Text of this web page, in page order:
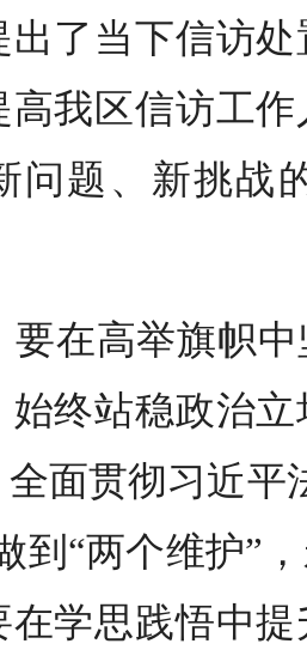
出了当下信访
高我区信访工
问题、新挑战
要在高举旗帜
始终站稳政治
面贯彻习近平
到“两个维护”
在学思践悟中